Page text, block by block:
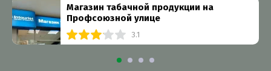
Магазин табачной продукции на
Профсоюзной улице
3.1